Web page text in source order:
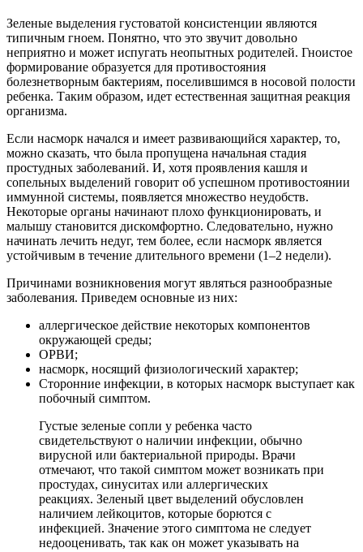
Зеленые выделения густоватой консистенции являются
типичным гноем. Понятно, что это звучит довольно
неприятно и может испугать неопытных родителей. Гноистое
формирование образуется для противостояния
болезнетворным бактериям, поселившимся в носовой полости
ребенка. Таким образом, идет естественная защитная реакция
организма.
Если насморк начался и имеет развивающийся характер, то,
можно сказать, что была пропущена начальная стадия
простудных заболеваний. И, хотя проявления кашля и
сопельных выделений говорит об успешном противостоянии
иммунной системы, появляется множество неудобств.
Некоторые органы начинают плохо функционировать, и
малышу становится дискомфортно. Следовательно, нужно
начинать лечить недуг, тем более, если насморк является
устойчивым в течение длительного времени (1–2 недели).
Причинами возникновения могут являться разнообразные
заболевания. Приведем основные из них:
аллергическое действие некоторых компонентов
окружающей среды;
ОРВИ;
насморк, носящий физиологический характер;
Сторонние инфекции, в которых насморк выступает как
побочный симптом.
Густые зеленые сопли у ребенка часто
свидетельствуют о наличии инфекции, обычно
вирусной или бактериальной природы. Врачи
отмечают, что такой симптом может возникать при
простудах, синуситах или аллергических
реакциях. Зеленый цвет выделений обусловлен
наличием лейкоцитов, которые борются с
инфекцией. Значение этого симптома не следует
недооценивать, так как он может указывать на